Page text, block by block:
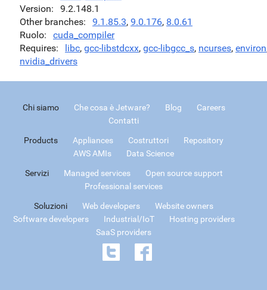
Version
9.2.148.1
Other branches
9.1.85.3, 9.0.176, 8.0.61
Ruolo
cuda_compiler
Requires
libc, gcc-libstdcxx, gcc-libgcc_s, ncurses, environ
nvidia_drivers
Chi siamo Che cosa è Jetware? Blog
Careers
Contatti
Products Appliances Costruttori
Repository
AWS AMIs
Data Science
Servizi Managed services
Open source support
Professional services
Soluzioni Web developers
Website owners
Software developers
Industrial/IoT
Hosting providers
SaaS providers